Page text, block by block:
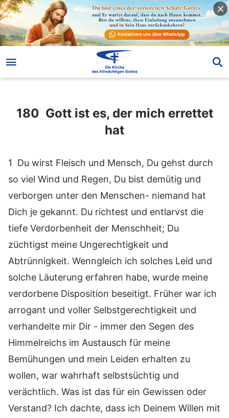
180 Gott ist es, der mich errettet hat
180 Gott ist es, der mich errettet
hat
1 Du wirst Fleisch und Mensch, Du gehst durch
so viel Wind und Regen, Du bist demütig und
verborgen unter den Menschen- niemand hat
Dich je gekannt. Du richtest und entlarvst die
tiefe Verdorbenheit der Menschheit; Du
züchtigst meine Ungerechtigkeit und
Abtrünnigkeit. Wenngleich ich solches Leid und
solche Läuterung erfahren habe, wurde meine
verdorbene Disposition beseitigt. Früher war ich
arrogant und voller Selbstgerechtigkeit und
verhandelte mir Dir - immer den Segen des
Himmelreichs im Austausch für meine
Bemühungen und mein Leiden erhalten zu
wollen, war wahrhaft selbstsüchtig und
verächtlich. Was ist das für ein Gewissen oder
Verstand? Ich dachte, dass ich Deinem Willen mit